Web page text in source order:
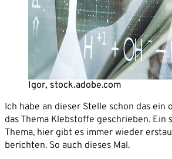
Partner
Karriere
News
Kontakt
Igor, stock.adobe.com
Ich habe an dieser Stelle schon das ein
das Thema Klebstoffe geschrieben. Ein
Thema, hier gibt es immer wieder
berichten. So auch dieses Mal.
Unternehmen*
E-Mail-Adresse*
Telefon*
Nachricht